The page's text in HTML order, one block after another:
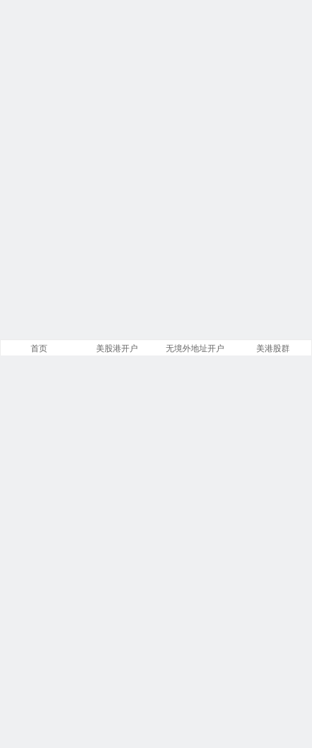
首页 美股港开户 无境外地址开户 美港股群